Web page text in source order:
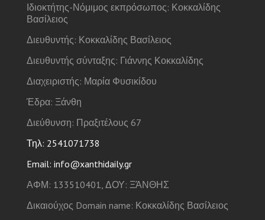
Ιδιοκτήτης-Νόμιμος εκπρόσωπος: Κοκκαλίδης
Βασίλειος
Διευθυντής: Κοκκαλίδης Βασίλειος
Διευθυντής σύνταξης: Γιάννης Κοκκαλίδης
Διαχειριστής: Μαρία Φυσικίδου
Έδρα: Ξάνθη
Διεύθυνση: Πραξιτέλους 67
Τηλ: 2541071738
Email: info@xanthidaily.gr
ΑΦΜ: 133510401, ΔΟΥ: ΞΆΝΘΗΣ
Δικαιούχος Domain name: Κοκκαλίδης Βασίλειος